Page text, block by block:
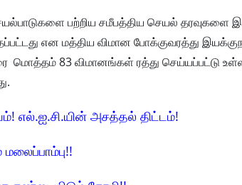
பற்றிய சமீபத்திய செயல் தரவுகளை
என மத்திய விமான போக்குவரத்து
83 விமானங்கள் ரத்து செய்யப்பட்டு
எல்.ஐ.சி.யின் அசத்தல் திட்டம்!